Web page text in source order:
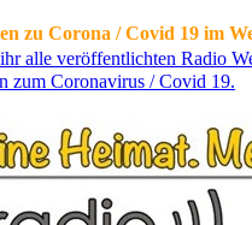
zu Corona / Covid 19 im
alle veröffentlichten Radio
zum Coronavirus / Covid 19.